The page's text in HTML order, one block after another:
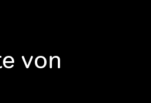
von